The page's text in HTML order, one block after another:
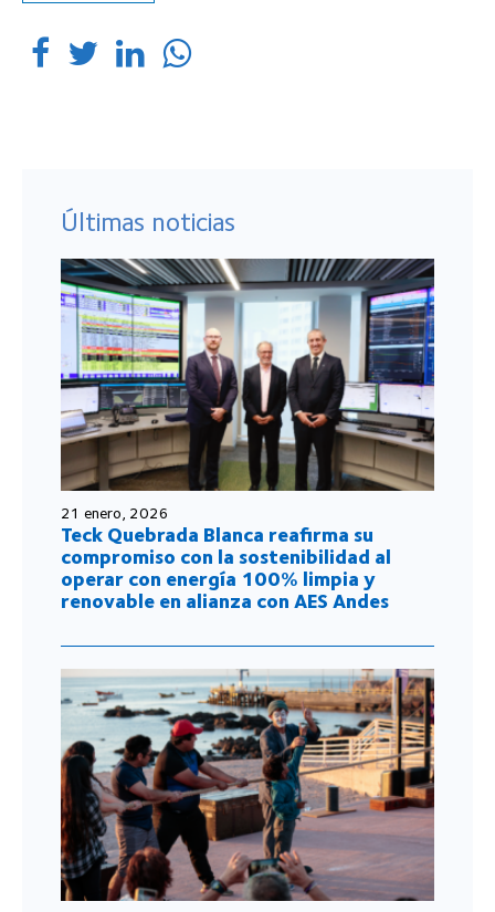
Últimas noticias
21 enero, 2026
Teck Quebrada Blanca reafirma su
compromiso con la sostenibilidad al
operar con energía 100% limpia y
renovable en alianza con AES Andes